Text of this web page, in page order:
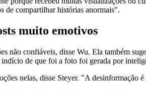
de compartilhar histórias anormais".
muito emotivos
confiáveis, disse Wu. Ela também
de que foi a foto foi gerada por
nelas, disse Steyer. "A desinformação